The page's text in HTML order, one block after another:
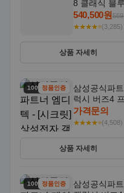
8 클래식 블
540,500원
★★★★⭐(3,285)
상품 자세히
100% 할인
정품인증
삼성공식파
럭시 버즈4
R640N
가격문의
★★★★⭐(4,508)
상품 자세히
100% 할인
정품인증
삼성공식파